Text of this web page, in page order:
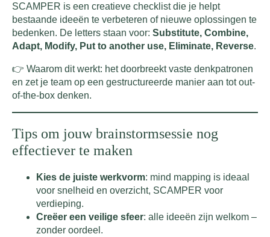
SCAMPER is een creatieve checklist die je helpt
bestaande ideeën te verbeteren of nieuwe oplossingen te
bedenken. De letters staan voor: Substitute, Combine,
Adapt, Modify, Put to another use, Eliminate, Reverse.
👉 Waarom dit werkt: het doorbreekt vaste denkpatronen
en zet je team op een gestructureerde manier aan tot out-
of-the-box denken.
Tips om jouw brainstormsessie nog
effectiever te maken
Kies de juiste werkvorm: mind mapping is ideaal
voor snelheid en overzicht, SCAMPER voor
verdieping.
Creëer een veilige sfeer: alle ideeën zijn welkom –
zonder oordeel.